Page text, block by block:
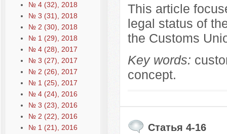
№ 4 (32), 2018
№ 3 (31), 2018
№ 2 (30), 2018
№ 1 (29), 2018
№ 4 (28), 2017
№ 3 (27), 2017
№ 2 (26), 2017
№ 1 (25), 2017
№ 4 (24), 2016
№ 3 (23), 2016
№ 2 (22), 2016
№ 1 (21), 2016
This article
legal status of
the Customs
Key words:
concept.
Статья 4-16